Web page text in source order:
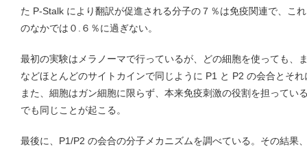
た P-Stalk により翻訳が促進される分子の７％は免疫関連で、こ
のなかでは０.６％に過ぎない。
最初の実験はメラノーマで行っているが、どの細胞を使っても、
などほとんどのサイトカインで同じように P1 と P2 の会合とそ
また、細胞はガン細胞に限らず、本来免疫刺激の役割を担ってい
でも同じことが起こる。
最後に、P1/P2 の会合の分子メカニズムを調べている。その結果